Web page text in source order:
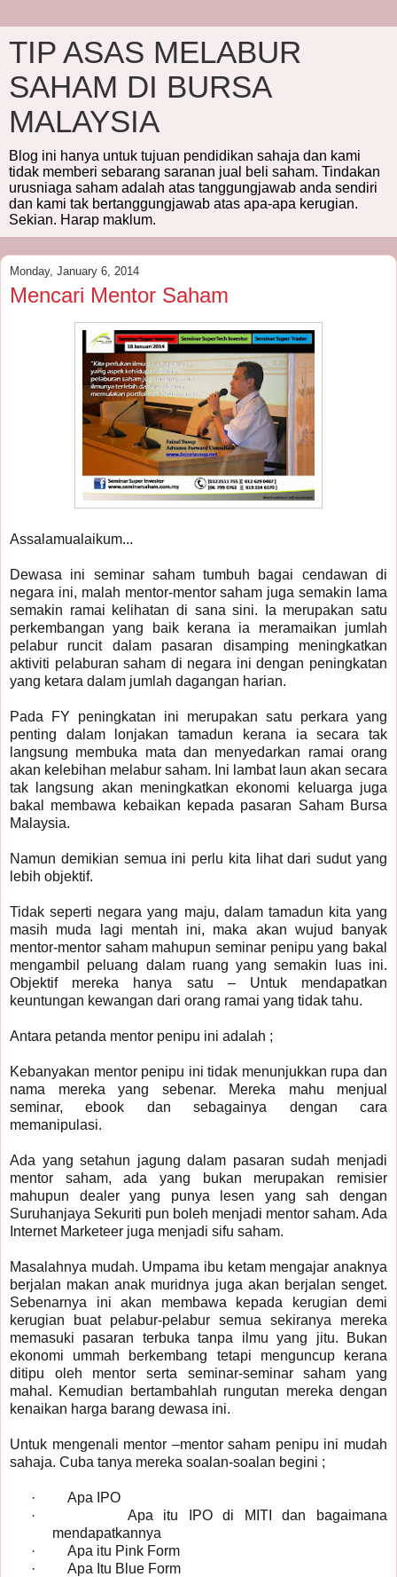
TIP ASAS MELABUR
SAHAM DI BURSA
MALAYSIA
Blog ini hanya untuk tujuan pendidikan sahaja dan kami
tidak memberi sebarang saranan jual beli saham. Tindakan
urusniaga saham adalah atas tanggungjawab anda sendiri
dan kami tak bertanggungjawab atas apa-apa kerugian.
Sekian. Harap maklum.
Monday, January 6, 2014
Mencari Mentor Saham
Assalamualaikum...
Dewasa ini seminar saham tumbuh bagai cendawan di
negara ini, malah mentor-mentor saham juga semakin lama
semakin ramai kelihatan di sana sini. Ia merupakan satu
perkembangan yang baik kerana ia meramaikan jumlah
pelabur runcit dalam pasaran disamping meningkatkan
aktiviti pelaburan saham di negara ini dengan peningkatan
yang ketara dalam jumlah dagangan harian.
Pada FY peningkatan ini merupakan satu perkara yang
penting dalam lonjakan tamadun kerana ia secara tak
langsung membuka mata dan menyedarkan ramai orang
akan kelebihan melabur saham. Ini lambat laun akan secara
tak langsung akan meningkatkan ekonomi keluarga juga
bakal membawa kebaikan kepada pasaran Saham Bursa
Malaysia.
Namun demikian semua ini perlu kita lihat dari sudut yang
lebih objektif.
Tidak seperti negara yang maju, dalam tamadun kita yang
masih muda lagi mentah ini, maka akan wujud banyak
mentor-mentor saham mahupun seminar penipu yang bakal
mengambil peluang dalam ruang yang semakin luas ini.
Objektif mereka hanya satu – Untuk mendapatkan
keuntungan kewangan dari orang ramai yang tidak tahu.
Antara petanda mentor penipu ini adalah ;
Kebanyakan mentor penipu ini tidak menunjukkan rupa dan
nama mereka yang sebenar. Mereka mahu menjual
seminar, ebook dan sebagainya dengan cara
memanipulasi.
Ada yang setahun jagung dalam pasaran sudah menjadi
mentor saham, ada yang bukan merupakan remisier
mahupun dealer yang punya lesen yang sah dengan
Suruhanjaya Sekuriti pun boleh menjadi mentor saham. Ada
Internet Marketeer juga menjadi sifu saham.
Masalahnya mudah. Umpama ibu ketam mengajar anaknya
berjalan makan anak muridnya juga akan berjalan senget.
Sebenarnya ini akan membawa kepada kerugian demi
kerugian buat pelabur-pelabur semua sekiranya mereka
memasuki pasaran terbuka tanpa ilmu yang jitu. Bukan
ekonomi ummah berkembang tetapi menguncup kerana
ditipu oleh mentor serta seminar-seminar saham yang
mahal. Kemudian bertambahlah rungutan mereka dengan
kenaikan harga barang dewasa ini.
Untuk mengenali mentor –mentor saham penipu ini mudah
sahaja. Cuba tanya mereka soalan-soalan begini ;
· Apa IPO
· Apa itu IPO di MITI dan bagaimana
mendapatkannya
· Apa itu Pink Form
· Apa Itu Blue Form